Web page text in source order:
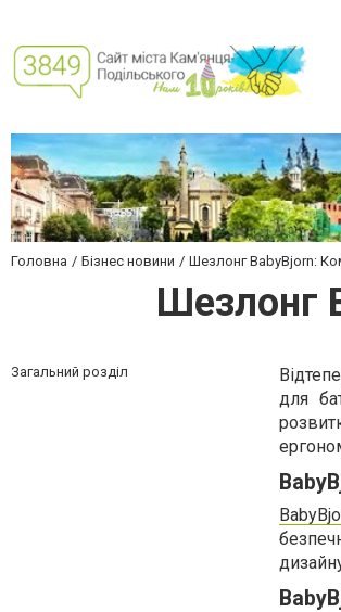
Головна Бізнес новини Шезлонг BabyBjorn:
Шезлонг
Загальний розділ
для